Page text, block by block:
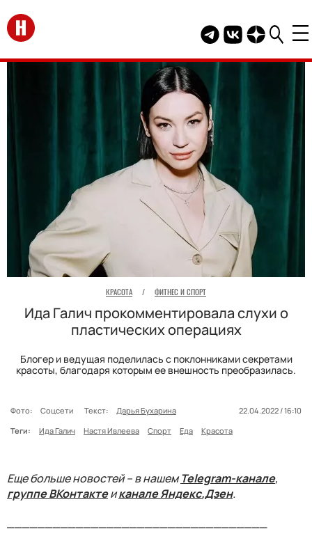
Перейти на главную
Telegram канал
Группа HELLO
Канал
КРАСОТА / ФИТНЕС И СПОРТ
Ида Галич прокомментировала слухи о
пластических операциях
Блогер и ведущая поделилась с поклонниками секретами
красоты, благодаря которым ее внешность преобразилась.
Фото: Соцсети Текст: Дарья Бухарина
22.04.2022 / 16:10
Теги:
Ида Галич Настя Ивлеева Спорт Еда Красота
Еще больше новостей – в нашемTelegram-канале,
группе ВКонтактеиканале Яндекс.Дзен.